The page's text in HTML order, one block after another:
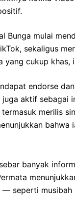
Bunga mulai
sekaligus
yang cukup
endorse
aktif sebagai
merilis
banyak
seperti musibah